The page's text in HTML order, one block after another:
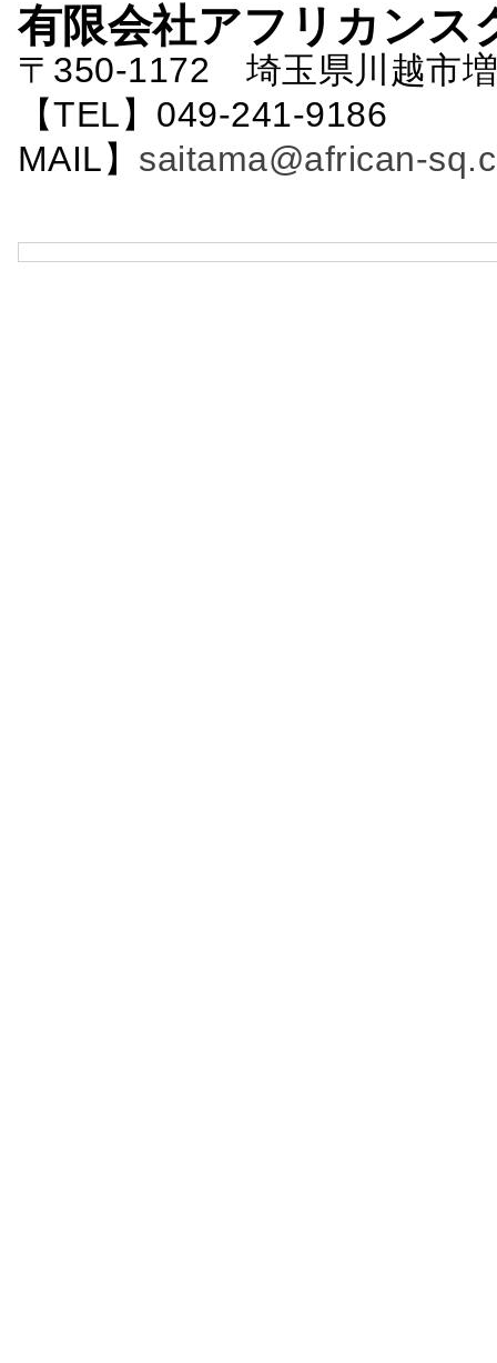
有限会社アフリカンス
〒350-1172 埼玉県川越市
【TEL】049-241-
MAIL】 saitama@african-